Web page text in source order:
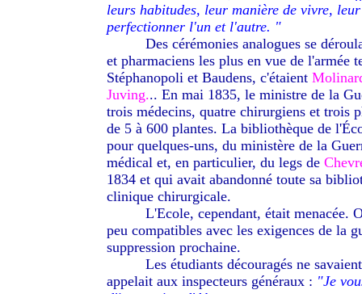
leurs habitudes, leur manière de vivre,
perfectionner l'un et l'autre. "
Des cérémonies analogues se
et pharmaciens les plus en vue de l'armée
Stéphanopoli et Baudens, c'étaient
Juving... En mai 1835, le ministre de la
trois médecins, quatre chirurgiens et trois
de 5 à 600 plantes. La bibliothèque de
pour quelques-uns, du ministère de la
médical et, en particulier, du legs de
1834 et qui avait abandonné toute sa
clinique chirurgicale.
L'Ecole, cependant, était menacée.
peu compatibles avec les exigences de la
suppression prochaine.
Les étudiants découragés ne
appelait aux inspecteurs généraux : "Je